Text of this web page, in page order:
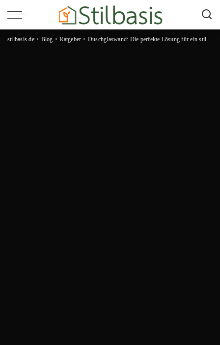
stilbasis.de> Blog >Ratgeber > Duschglaswand: Die perfekte Lösung für ein stilvolles Badezimmer